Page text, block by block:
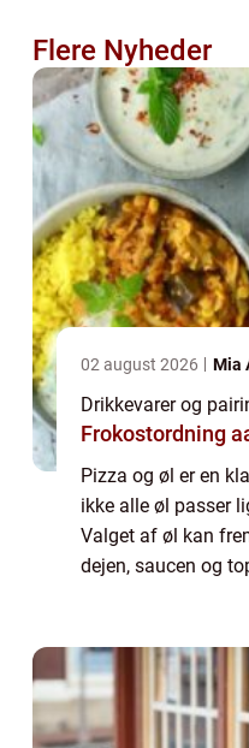
Flere Nyheder
02 august 2026 Mia
Drikkevarer og
Frokostordning
Pizza og øl er en
ikke alle øl passer
Valget af øl kan
dejen, saucen og